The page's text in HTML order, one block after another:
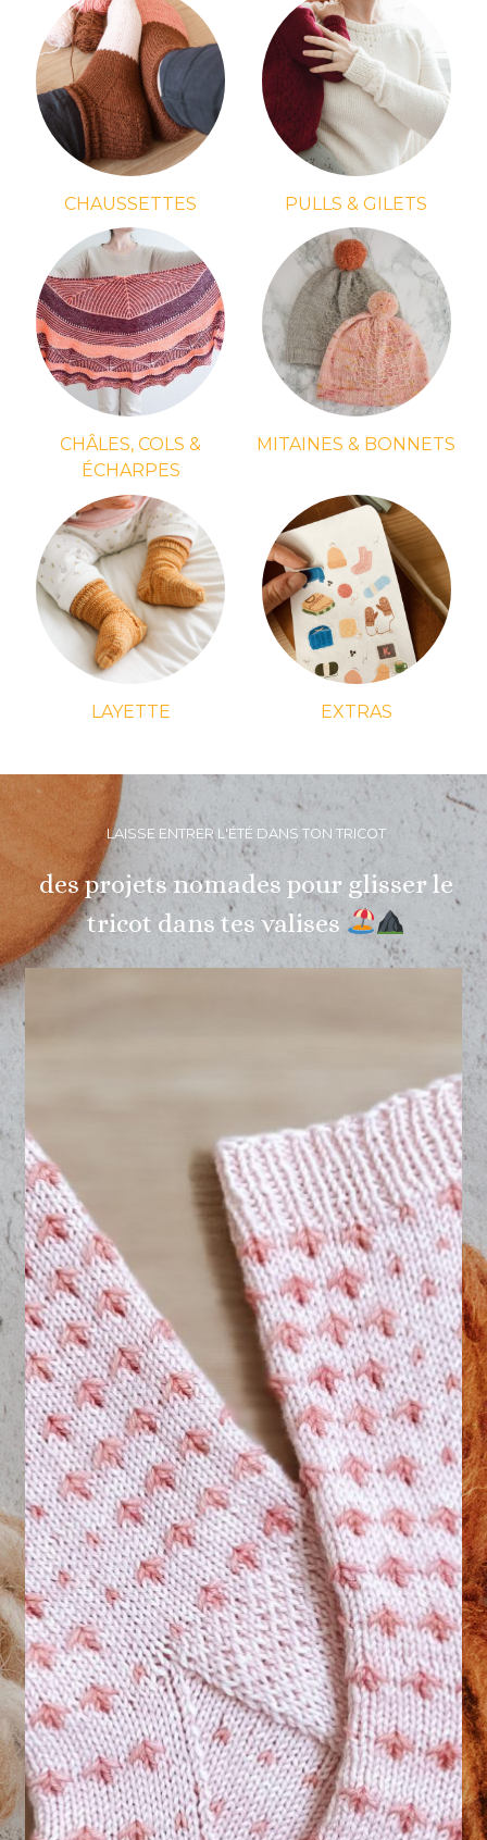
CHAUSSETTES PULLS & GILETS
CHÂLES, COLS &
ÉCHARPES
MITAINES & BONNETS
LAYETTE EXTRAS
LAISSE ENTRER L'ÉTÉ DANS TON TRICOT
des projets nomades pour glisser le
tricot dans tes valises